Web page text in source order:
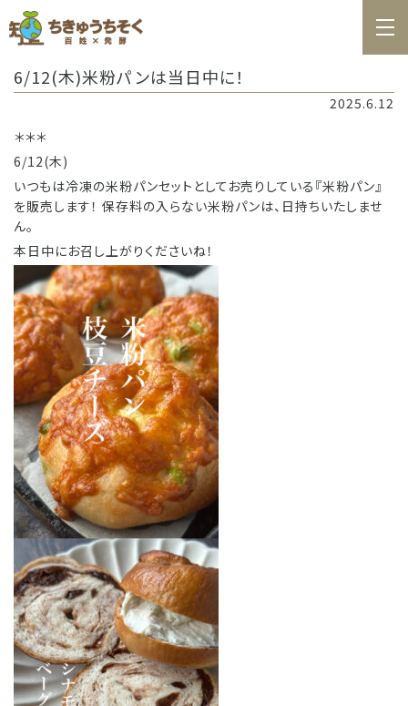
百姓日記
お問合せ
料理教室カレンダー
商品の購入
6/12(木)米粉パンは当日中に！
2025.6.12
＊＊＊
6/12(木)
いつもは冷凍の米粉パンセットとしてお売りしている『米粉パン』
を販売します！ 保存料の入らない米粉パンは、日持ちいたしませ
ん。
本日中にお召し上がりくださいね！